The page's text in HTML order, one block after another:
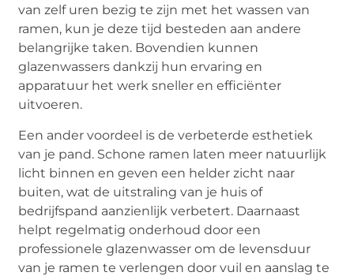
van zelf uren bezig te zijn met het wassen van
ramen, kun je deze tijd besteden aan andere
belangrijke taken. Bovendien kunnen
glazenwassers dankzij hun ervaring en
apparatuur het werk sneller en efficiënter
uitvoeren.
Een ander voordeel is de verbeterde esthetiek
van je pand. Schone ramen laten meer natuurlijk
licht binnen en geven een helder zicht naar
buiten, wat de uitstraling van je huis of
bedrijfspand aanzienlijk verbetert. Daarnaast
helpt regelmatig onderhoud door een
professionele glazenwasser om de levensduur
van je ramen te verlengen door vuil en aanslag te